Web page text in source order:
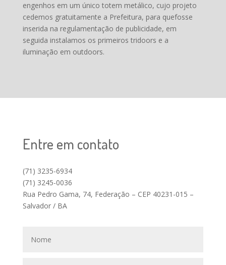
engenhos em um único totem metálico, cujo projeto
cedemos gratuitamente a Prefeitura, para quefosse
inserida na regulamentação de publicidade, em
seguida instalamos os primeiros tridoors e a
iluminação em outdoors.
Entre em contato
(71) 3235-6934
(71) 3245-0036
Rua Pedro Gama, 74, Federação – CEP 40231-015 –
Salvador / BA